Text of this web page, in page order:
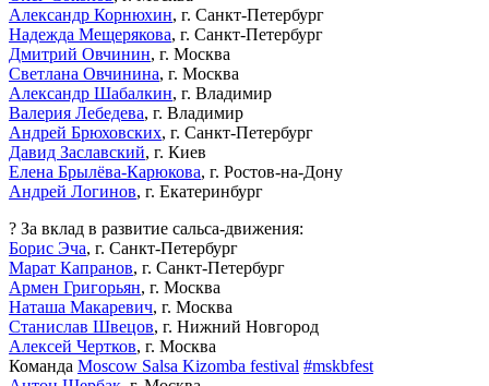
Александр Корнюхин, г. Санкт-Петербург
Надежда Мещерякова, г. Санкт-Петербург
Дмитрий Овчинин, г. Москва
Светлана Овчинина, г. Москва
Александр Шабалкин, г. Владимир
Валерия Лебедева, г. Владимир
Андрей Брюховских, г. Санкт-Петербург
Давид Заславский, г. Киев
Елена Брылёва-Карюкова, г. Ростов-на-Дону
Андрей Логинов, г. Екатеринбург
? За вклад в развитие сальса-движения:
Борис Эча, г. Санкт-Петербург
Марат Капранов, г. Санкт-Петербург
Армен Григорьян, г. Москва
Наташа Макаревич, г. Москва
Станислав Швецов, г. Нижний Новгород
Алексей Чертков, г. Москва
Команда Moscow Salsa Kizomba festival #mskbfest